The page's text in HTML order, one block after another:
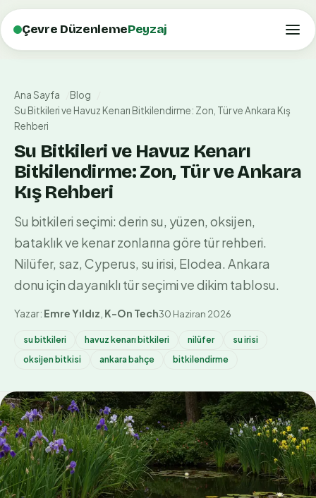
Çevre DüzenlemePeyzaj
Ana Sayfa
Blog
Su Bitkileri ve Havuz Kenarı Bitkilendirme: Zon, Tür ve Ankara Kış
Rehberi
Su Bitkileri ve Havuz Kenarı
Bitkilendirme: Zon, Tür ve Ankara
Kış Rehberi
Su bitkileri seçimi: derin su, yüzen, oksijen,
bataklık ve kenar zonlarına göre tür rehberi.
Nilüfer, saz, Cyperus, su irisi, Elodea. Ankara
donu için dayanıklı tür seçimi ve dikim tablosu.
Yazar: Emre Yıldız K-On Tech30 Haziran 2026
su bitkileri havuz kenarı bitkileri nilüfer
su irisi
oksijen bitkisi
ankara bahçe bitkilendirme